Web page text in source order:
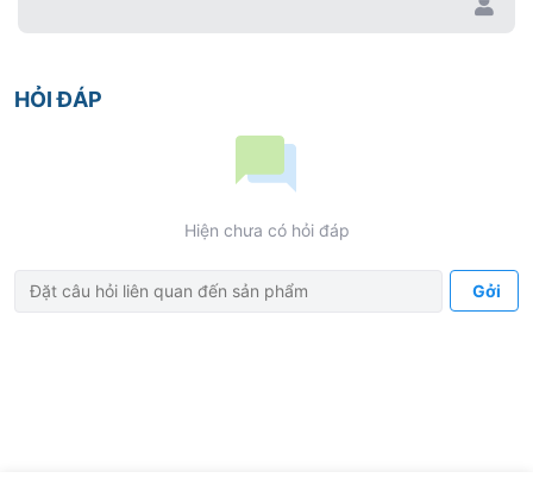
HỎI ĐÁP
Hiện chưa có hỏi đáp
Gởi